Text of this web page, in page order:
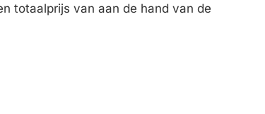
totaalprijs van aan de hand van de